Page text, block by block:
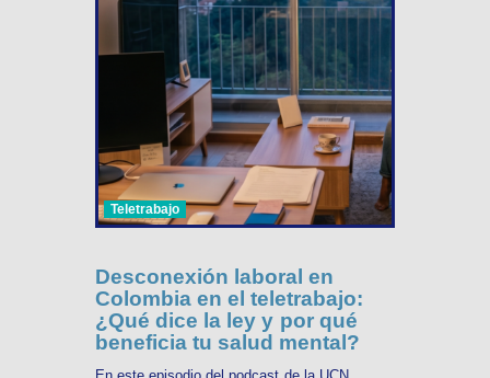
Teletrabajo
Desconexión laboral en
Colombia en el teletrabajo:
¿Qué dice la ley y por qué
beneficia tu salud mental?